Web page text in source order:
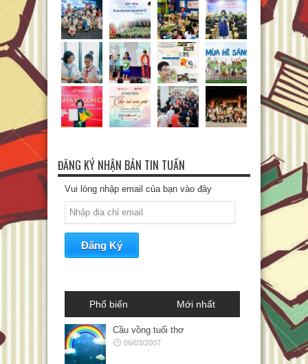
ĐĂNG KÝ NHẬN BẢN TIN TUẦN
Vui lòng nhập email của bạn vào đây
Phổ biến Mới nhất
Cầu vồng tuổi thơ
06/03/2007